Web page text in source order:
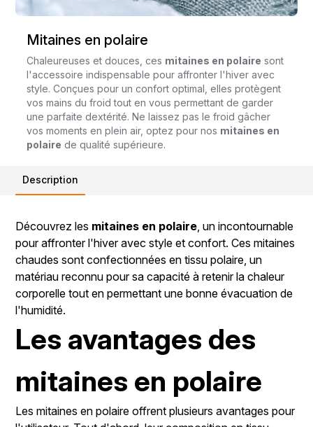
Mitaines en polaire
Chaleureuses et douces, ces mitaines en polaire sont
l'accessoire indispensable pour affronter l'hiver avec
style. Conçues pour un confort optimal, elles protègent
vos mains du froid tout en vous permettant de garder
une parfaite dextérité. Ne laissez pas le froid gâcher
vos moments en plein air, optez pour nos mitaines en
polaire de qualité supérieure.
Description
Découvrez les mitaines en polaire, un incontournable
pour affronter l'hiver avec style et confort. Ces mitaines
chaudes sont confectionnées en tissu polaire, un
matériau reconnu pour sa capacité à retenir la chaleur
corporelle tout en permettant une bonne évacuation de
l'humidité.
Les avantages des
mitaines en polaire
Les mitaines en polaire offrent plusieurs avantages pour